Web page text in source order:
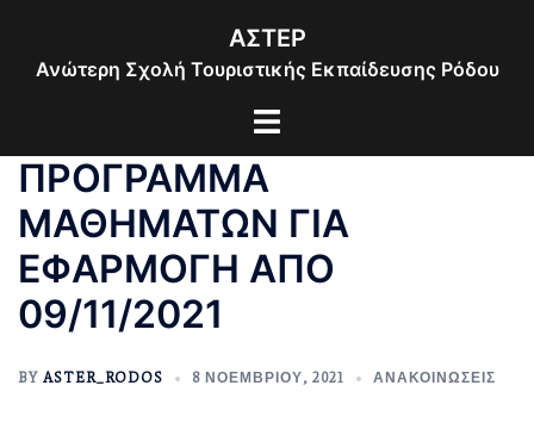
content
ΑΣΤΕΡ
Ανώτερη Σχολή Τουριστικής Εκπαίδευσης Ρόδου
Toggle
ΠΡΟΓΡΑΜΜΑ
ΜΑΘΗΜΑΤΩΝ ΓΙΑ
ΕΦΑΡΜΟΓΗ ΑΠΟ
09/11/2021
BY ASTER_RODOS 8 ΝΟΕΜΒΡΊΟΥ, 2021 ΑΝΑΚΟΙΝΏΣΕΙΣ